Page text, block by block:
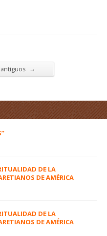
→
DE LA
DE AMÉRICA
DE LA
DE AMÉRICA